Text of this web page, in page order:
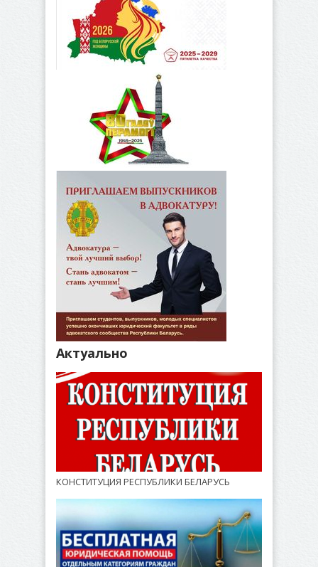
Актуально
КОНСТИТУЦИЯ РЕСПУБЛИКИ БЕЛАРУСЬ